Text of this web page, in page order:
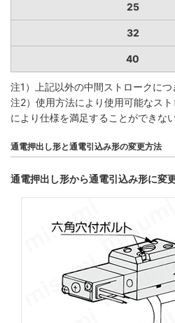
25
32
40
注1）上記以外の中間ストロークに
注2）使用方法により使用可能なス
により仕様を満足することができな
通電押出し形と通電引込み形の変更方法
通電押出し形から通電引込み形に変